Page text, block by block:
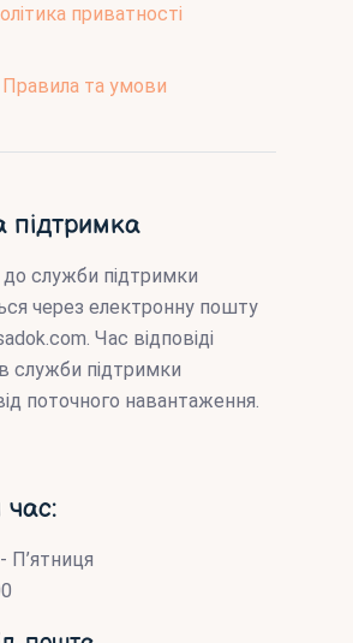
приватності
Правила та умови
підтримка
служби підтримки
через електронну пошту
. Час відповіді
служби підтримки
поточного навантаження.
час:
П’ятниця